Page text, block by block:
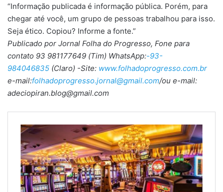
“Informação publicada é informação pública. Porém, para
chegar até você, um grupo de pessoas trabalhou para isso.
Seja ético. Copiou? Informe a fonte.”
Publicado por Jornal Folha do Progresso, Fone para
contato 93 981177649 (Tim) WhatsApp:-93-
984046835 (Claro) -Site: www.folhadoprogresso.com.br
e-mail:folhadoprogresso.jornal@gmail.com/ou e-mail:
adeciopiran.blog@gmail.com